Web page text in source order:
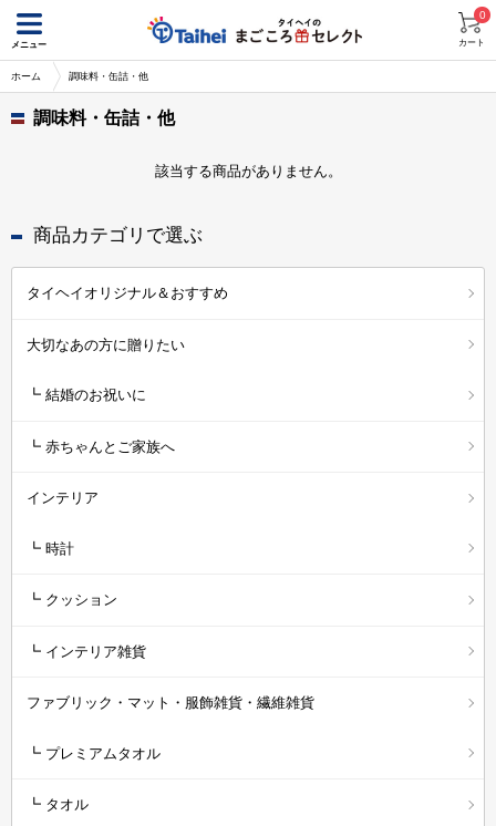
メニュー カート
0
ホーム 調味料・缶詰・他
調味料・缶詰・他
該当する商品がありません。
商品カテゴリで選ぶ
タイヘイオリジナル＆おすすめ
大切なあの方に贈りたい
┗ 結婚のお祝いに
┗ 赤ちゃんとご家族へ
インテリア
┗ 時計
┗ クッション
┗ インテリア雑貨
ファブリック・マット・服飾雑貨・繊維雑貨
┗ プレミアムタオル
┗ タオル